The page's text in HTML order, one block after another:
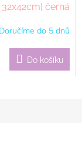
černá
Doručíme do 5 dnů
Do košíku